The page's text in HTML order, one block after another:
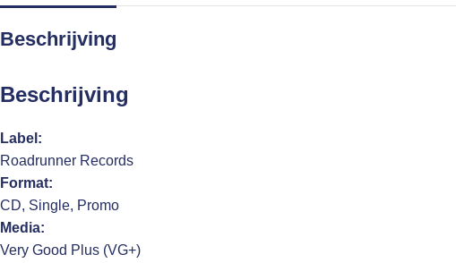
Beschrijving
Beschrijving
Label:
Roadrunner Records
Format:
CD, Single, Promo
Media:
Very Good Plus (VG+)